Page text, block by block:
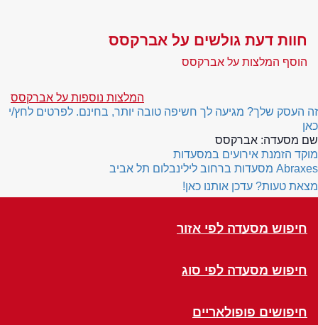
חוות דעת גולשים על אברקסס
הוסף המלצות על אברקסס
המלצות נוספות על אברקסס
זה העסק שלך? מגיעה לך חשיפה טובה יותר, בחינם. לפרטים לחץ/י
כאן
שם מסעדה: אברקסס
מוקד הזמנת אירועים במסעדות
Abraxes מסעדות ברחוב לילינבלום תל אביב
מצאת טעות? עדכן אותנו כאן!
חיפוש מסעדה לפי אזור
חיפוש מסעדה לפי סוג
חיפושים פופולאריים